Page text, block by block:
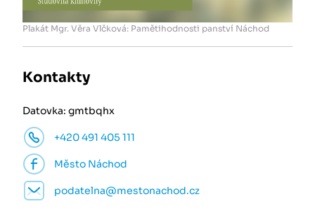
Plakát Mgr. Věra Vlčková: Pamětihodnosti panství Náchod
Kontakty
Datovka: gmtbqhx
+420 491 405 111
Město Náchod
podatelna@mestonachod.cz